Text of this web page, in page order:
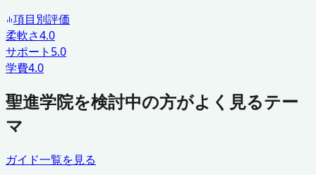
項目別評価
柔軟さ4.0
サポート 5.0
学費4.0
聖進学院を検討中の方がよく見るテー
マ
ガイド一覧を見る